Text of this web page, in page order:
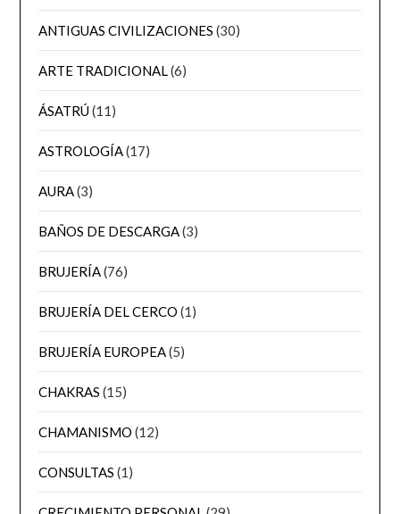
ANTIGUAS CIVILIZACIONES (30)
ARTE TRADICIONAL(6)
ÁSATRÚ(11)
ASTROLOGÍA(17)
AURA(3)
BAÑOS DE DESCARGA(3)
BRUJERÍA(76)
BRUJERÍA DEL CERCO (1)
BRUJERÍA EUROPEA(5)
CHAKRAS (15)
CHAMANISMO (12)
CONSULTAS (1)